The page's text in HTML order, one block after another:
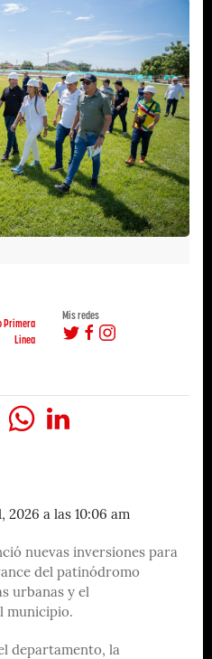
Primera
Linea
Mis redes
2026 a las 10:06 am
nuevas inversiones para
del patinódromo
urbanas y el
municipio.
departamento, la